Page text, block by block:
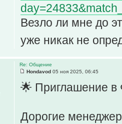
Везло ли мне до
уже никак не
Re: Общение
Hondavod 05 ноя 2025, 06:45
🌟 Приглашение в
Дорогие